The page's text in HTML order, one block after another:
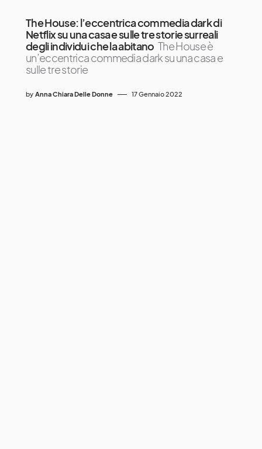
The House: l’eccentrica commedia dark di
Netflix su una casa e sulle tre storie surreali
degli individui che la abitano The House è
un’eccentrica commedia dark su una casa e
sulle tre storie
by Anna Chiara Delle Donne 17 Gennaio 2022